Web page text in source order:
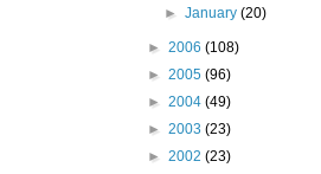
►January(20)
► 2006 (108)
► 2005 (96)
► 2004 (49)
► 2003 (23)
► 2002 (23)